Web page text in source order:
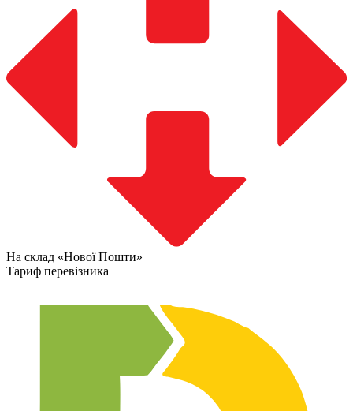
На склад «Нової Пошти»
Тариф перевізника